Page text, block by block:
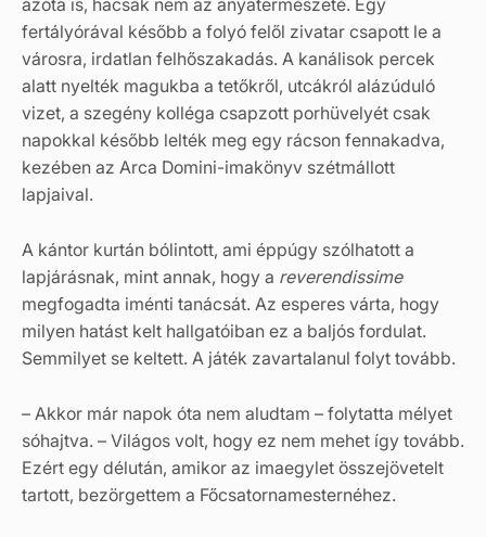
fertályórával később a folyó felől zivatar csapott le a
városra, irdatlan felhőszakadás. A kanálisok percek
alatt nyelték magukba a tetőkről, utcákról alázúduló
vizet, a szegény kolléga csapzott porhüvelyét csak
napokkal később lelték meg egy rácson fennakadva,
kezében az Arca Domini-imakönyv szétmállott
lapjaival.
A kántor kurtán bólintott, ami éppúgy szólhatott a
lapjárásnak, mint annak, hogy a reverendissime
megfogadta iménti tanácsát. Az esperes várta, hogy
milyen hatást kelt hallgatóiban ez a baljós fordulat.
Semmilyet se keltett. A játék zavartalanul folyt tovább.
– Akkor már napok óta nem aludtam – folytatta mélyet
sóhajtva. – Világos volt, hogy ez nem mehet így tovább.
Ezért egy délután, amikor az imaegylet összejövetelt
tartott, bezörgettem a Főcsatornamesternéhez.